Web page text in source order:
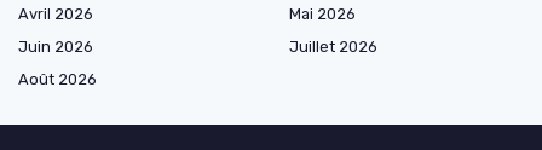
Avril 2026
Mai 2026
Juin 2026
Juillet 2026
Août 2026